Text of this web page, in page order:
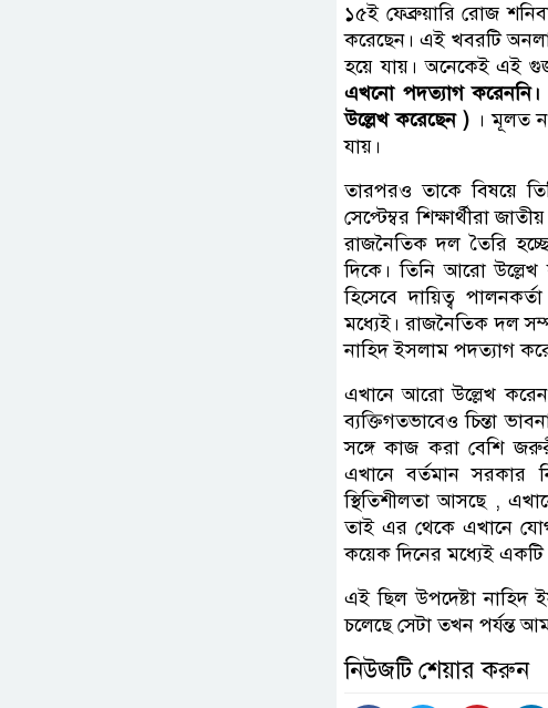
১৫ই ফেব্রুয়ারি রোজ
করেছেন। এই খবরটি
হয়ে যায়। অনেকেই এই
এখনো পদত্যাগ করেননি।
উল্লেখ করেছেন ) । মূলত
যায়।
তারপরও তাকে বিষয়ে
সেপ্টেম্বর শিক্ষার্থীরা
রাজনৈতিক দল তৈরি
দিকে। তিনি আরো উল্লেখ
হিসেবে দায়িত্ব
মধ্যেই। রাজনৈতিক দল
নাহিদ ইসলাম পদত্যাগ
এখানে আরো উল্লেখ করেন
ব্যক্তিগতভাবেও চিন্তা
সঙ্গে কাজ করা বেশি
এখানে বর্তমান সরকার
স্থিতিশীলতা আসছে ,
তাই এর থেকে এখানে
কয়েক দিনের মধ্যেই একটি
এই ছিল উপদেষ্টা নাহিদ
চলেছে সেটা তখন পর্যন্ত
নিউজটি শেয়ার করুন